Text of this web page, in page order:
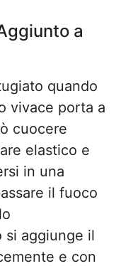
a
quando
vivace porta a
cuocere
elastico e
in una
il fuoco
si aggiunge il
e con